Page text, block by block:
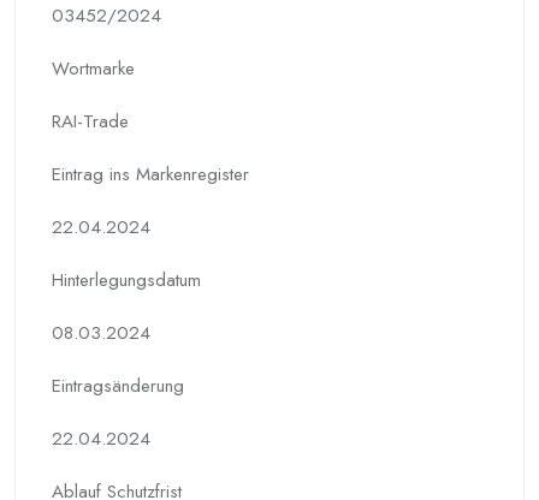
03452/2024
Wortmarke
RAI-Trade
Eintrag ins Markenregister
22.04.2024
Hinterlegungs­datum
08.03.2024
Eintragsänderung
22.04.2024
Ablauf Schutzfrist